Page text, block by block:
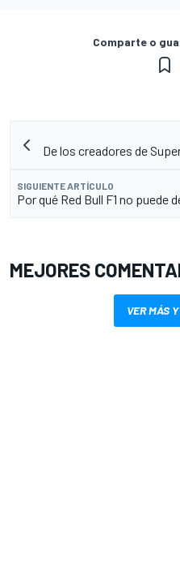
Comparte o
De los creadores de
SIGUIENTE ARTÍCULO
Por qué Red Bull F1 no puede
MEJORES
VER MÁS